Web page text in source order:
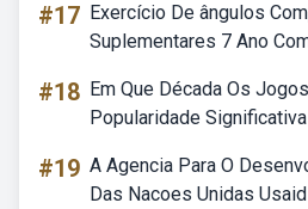
#17 Exercício De ângulos
Suplementares 7 Ano
#18 Em Que Década Os
Popularidade Significativa
#19 A Agencia Para O
Das Nacoes Unidas Usaid